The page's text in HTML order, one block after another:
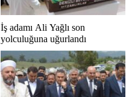
İş adamı Ali Yağlı son
yolculuğuna uğurlandı